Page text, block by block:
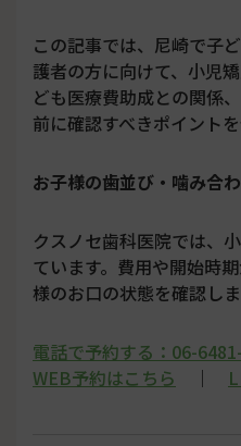
この記事では、尼崎で子
護者の方に向けて、小児
ども医療費助成との関係
前に確認すべきポイント
お子様の歯並び・噛み合
クスノセ歯科医院では、
ています。費用や開始時
様のお口の状態を確認しま
電話で予約する：06-
WEB予約はこちら ｜